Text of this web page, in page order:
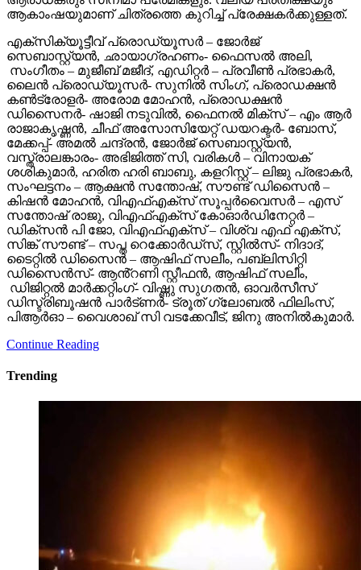
ആകാംഷയുമാണ് ചിത്രത്തെ കുറിച്ച് പ്രേക്ഷകർക്കുള്ളത്.
എക്സിക്യൂട്ടീവ് പ്രൊഡ്യൂസർ – ജോർജ്
സെബാസ്റ്റ്യൻ, ഛായാഗ്രഹണം- ഫൈസൽ അലി,
സംഗീതം – മുജീബ് മജീദ്, എഡിറ്റർ – പ്രവീൺ പ്രഭാകർ,
ലൈൻ പ്രൊഡ്യൂസർ- സുനിൽ സിംഗ്, പ്രൊഡക്ഷൻ
കൺട്രോളർ- അരോമ മോഹൻ, പ്രൊഡക്ഷൻ
ഡിസൈനർ- ഷാജി നടുവിൽ, ഫൈനൽ മിക്സ് – എം ആർ
രാജാകൃഷ്ണൻ, ചീഫ് അസോസിയേറ്റ് ഡയറക്ടർ- ബോസ്,
മേക്കപ്പ്- അമൽ ചന്ദ്രൻ, ജോർജ് സെബാസ്റ്റ്യൻ,
വസ്ത്രാലങ്കാരം- അഭിജിത്ത് സി, വരികൾ – വിനായക്
ശശികുമാർ, ഹരിത ഹരി ബാബു, കളറിസ്റ്റ് – ലിജു പ്രഭാകർ,
സംഘട്ടനം – ആക്ഷൻ സന്തോഷ്, സൗണ്ട് ഡിസൈൻ –
കിഷൻ മോഹൻ, വിഎഫ്എക്സ് സൂപ്പർവൈസർ – എസ്
സന്തോഷ് രാജു, വിഎഫ്എക്സ് കോഓർഡിനേറ്റർ –
ഡിക്സൻ പി ജോ, വിഎഫ്എക്സ് – വിശ്വ എഫ് എക്സ്,
സിങ്ക് സൗണ്ട് – സപ്ത റെക്കോർഡ്സ്, സ്റ്റിൽസ്- നിദാദ്,
ടൈറ്റിൽ ഡിസൈൻ – ആഷിഫ് സലീം, പബ്ലിസിറ്റി
ഡിസൈൻസ്- ആൻ്റണി സ്റ്റീഫൻ, ആഷിഫ് സലീം,
ഡിജിറ്റൽ മാർക്കറ്റിംഗ്- വിഷ്ണു സുഗതൻ, ഓവർസീസ്
ഡിസ്ട്രിബൂഷൻ പാർട്ണർ- ട്രൂത് ഗ്ലോബൽ ഫിലിംസ്,
പിആർഓ – വൈശാഖ് സി വടക്കേവീട്, ജിനു അനിൽകുമാർ.
Continue Reading
Trending